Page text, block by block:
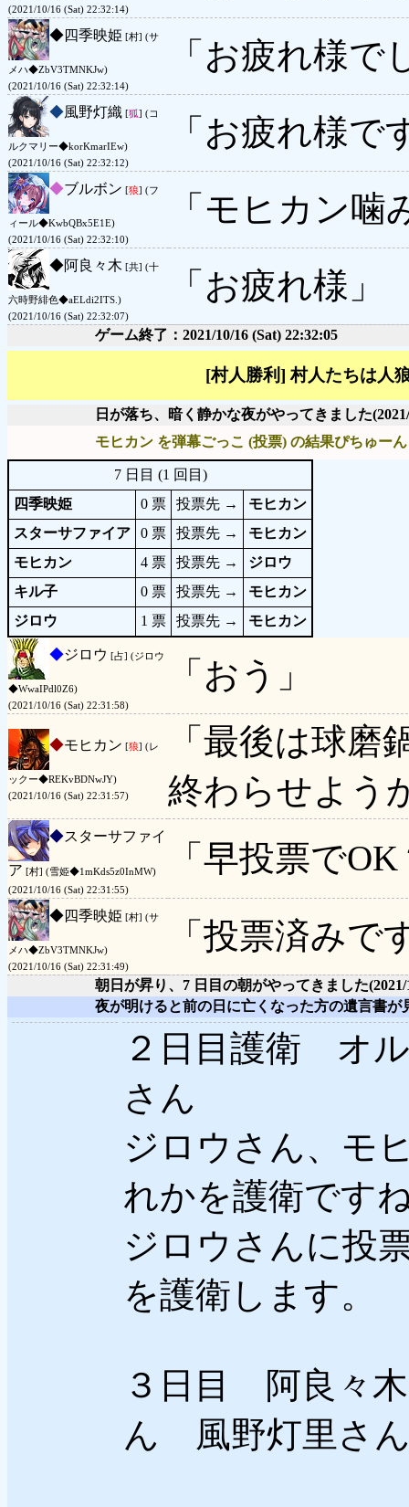
(2021/10/16 (Sat) 22:32:14)
◆四季映姫 [村] (サ
メハ◆ZbV3TMNKJw)
(2021/10/16 (Sat) 22:32:14)
「お疲れ様で
◆風野灯織 [狐] (コ
ルクマリー◆korKmarIEw)
(2021/10/16 (Sat) 22:32:12)
「お疲れ様で
◆ブルボン [狼] (フ
ィール◆KwbQBx5E1E)
(2021/10/16 (Sat) 22:32:10)
「モヒカン
◆阿良々木 [共] (十
六時野緋色◆aELdi2ITS.)
(2021/10/16 (Sat) 22:32:07)
「お疲れ様」
ゲーム終了：2021/10/16 (Sat) 22:32:05
[村人勝利] 村人たちは人
日が落ち、暗く静かな夜がやってきました
モヒカン を弾幕ごっこ (投票) の結果ぴちゅー
7 日目 (1 回目)
四季映姫
0 票 投票先 →
モヒカン
スターサファイア
0 票 投票先 →
モヒカン
モヒカン
4 票 投票先 →
ジロウ
キル子
0 票 投票先 →
モヒカン
ジロウ
1 票 投票先 → モヒカン
◆ジロウ [占] (ジロウ
◆WwaIPdl0Z6)
(2021/10/16 (Sat) 22:31:58)
「おう」
◆モヒカン [狼] (レ
ックー◆REKvBDNwJY)
(2021/10/16 (Sat) 22:31:57)
「最後は球磨
終わらせよう
◆スターサファイ
ア [村] (雪姫◆1mKds5z0InMW)
(2021/10/16 (Sat) 22:31:55)
「早投票で
◆四季映姫 [村] (サ
メハ◆ZbV3TMNKJw)
(2021/10/16 (Sat) 22:31:49)
「投票済みで
朝日が昇り、7 日目の朝がやってきました
夜が明けると前の日に亡くなった方の遺言書が
２日目護衛 オ
さん
ジロウさん、モ
れかを護衛です
ジロウさんに投
を護衛します。
３日目 阿良々
ん 風野灯里さ